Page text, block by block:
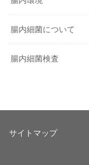
腸内細菌について
腸内細菌検査
サイトマップ